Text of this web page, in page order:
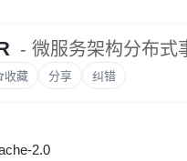
- 微服务架构分布式
收藏 分享 纠错
2.0